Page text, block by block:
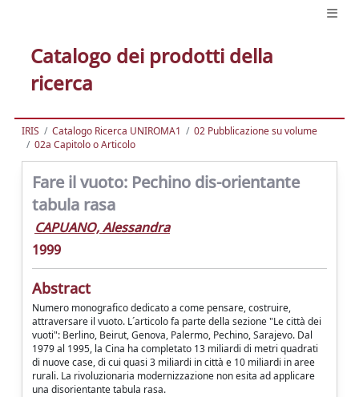
Catalogo dei prodotti della
ricerca
IRIS Catalogo Ricerca UNIROMA1
02 Pubblicazione su volume
02a Capitolo o Articolo
Fare il vuoto: Pechino dis-orientante
tabula rasa
CAPUANO, Alessandra
1999
Abstract
Numero monografico dedicato a come pensare, costruire,
attraversare il vuoto. L´articolo fa parte della sezione "Le città dei
vuoti": Berlino, Beirut, Genova, Palermo, Pechino, Sarajevo. Dal
1979 al 1995, la Cina ha completato 13 miliardi di metri quadrati
di nuove case, di cui quasi 3 miliardi in città e 10 miliardi in aree
rurali. La rivoluzionaria modernizzazione non esita ad applicare
una disorientante tabula rasa.